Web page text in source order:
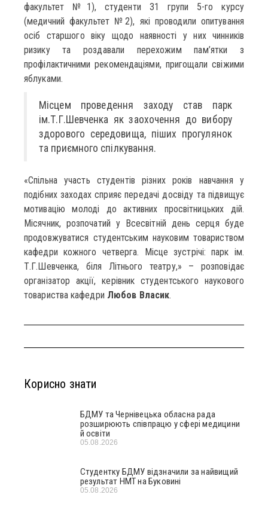
факультет №1), студенти 31 групи 5-го курсу
(медичний факультет №2), які проводили опитування
осіб старшого віку щодо наявності у них чинників
ризику та роздавали перехожим пам’ятки з
профілактичними рекомендаціями, пригощали свіжими
яблуками.
Місцем проведення заходу став парк
ім.Т.Г.Шевченка як заохочення до вибору
здорового середовища, піших прогулянок
та приємного спілкування.
«Спільна участь студентів різних років навчання у
подібних заходах сприяє передачі досвіду та підвищує
мотивацію молоді до активних просвітницьких дій.
Місячник, розпочатий у Всесвітній день серця буде
продовжуватися студентським науковим товариством
кафедри кожного четверга. Місце зустрічі: парк ім.
Т.Г.Шевченка, біля Літнього театру,» – розповідає
організатор акції, керівник студентського наукового
товариства кафедри Любов Власик.
Корисно знати
БДМУ та Чернівецька обласна рада
розширюють співпрацю у сфері медицини
й освіти
05.08.2026
Студентку БДМУ відзначили за найвищий
результат НМТ на Буковині
05.08.2026